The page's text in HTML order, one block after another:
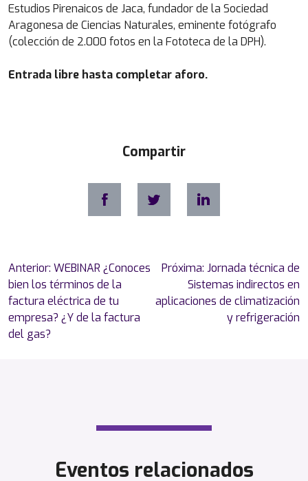
Estudios Pirenaicos de Jaca, fundador de la Sociedad
Aragonesa de Ciencias Naturales, eminente fotógrafo
(colección de 2.000 fotos en la Fototeca de la DPH).
Entrada libre hasta completar aforo.
Compartir
Navegación
de
entradas
Anterior: WEBINAR ¿Conoces
bien los términos de la
factura eléctrica de tu
empresa? ¿Y de la factura
del gas?
Próxima: Jornada técnica de
Sistemas indirectos en
aplicaciones de climatización
y refrigeración
Eventos relacionados